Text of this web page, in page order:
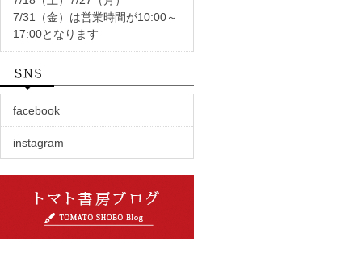
7/31（金）は営業時間が10:00～
17:00となります
facebook
instagram